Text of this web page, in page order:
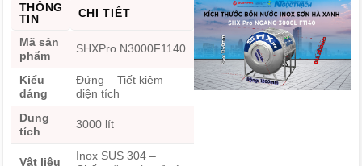
THÔNG
TIN
CHI TIẾT
Mã sản
phẩm
SHXPro.N3000F1140
Kiểu
dáng
Đứng – Tiết kiệm
diện tích
Dung
tích
3000 lít
Vật liệu
Inox SUS 304 –